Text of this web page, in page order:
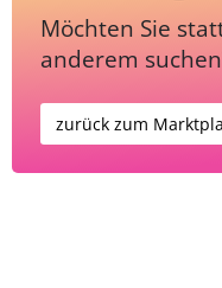
Möchten Sie
anderem
zurück zum